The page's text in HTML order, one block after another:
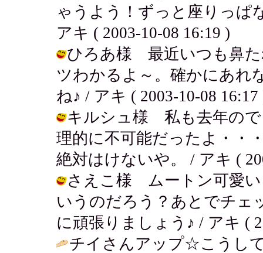
ゃうよう！ずっと座りっぱ
アキ ( 2003-10-08 16:19 )
ひろあ様 最近いつも鼻た
ツわかるよ～。確かにあれ
ね♪ / アキ ( 2003-10-08 16:17
キルシュ様 私も去年ので
理的に不可能だったよ・・
絶対はけないや。 / アキ (
さえこ様 ムートン可愛い
いうのだろう？あとでチェ
に頑張りましょう♪ / アキ (
チイさんアップ☆こうし